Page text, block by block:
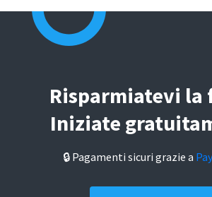
Risparmiatevi la
Iniziate
🔒 Pagamenti sicuri grazie a